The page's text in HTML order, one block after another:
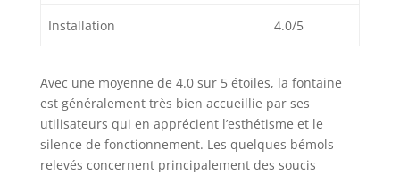
Installation 4.0/5
Avec une moyenne de 4.0 sur 5 étoiles, la fontaine
est généralement très bien accueillie par ses
utilisateurs qui en apprécient l’esthétisme et le
silence de fonctionnement. Les quelques bémols
relevés concernent principalement des soucis